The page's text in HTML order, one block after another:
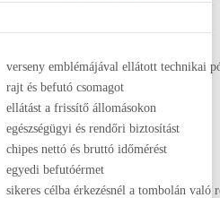
verseny emblémájával ellátott technikai
rajt és befutó csomagot
ellátást a frissítő állomásokon
egészségügyi és rendőri biztosítást
chipes nettó és bruttó időmérést
egyedi befutóérmet
sikeres célba érkezésnél a tombolán való